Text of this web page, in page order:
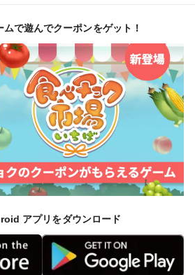
ムで遊んでクーポンをゲット！
アプリをダウンロード